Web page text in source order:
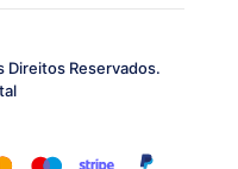
Reservados.